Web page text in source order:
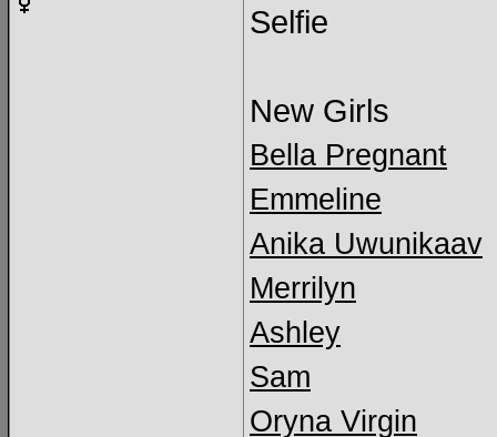
Selfie
New Girls
Bella Pregnant
Emmeline
Anika Uwunikaav
Merrilyn
Ashley
Sam
Oryna Virgin